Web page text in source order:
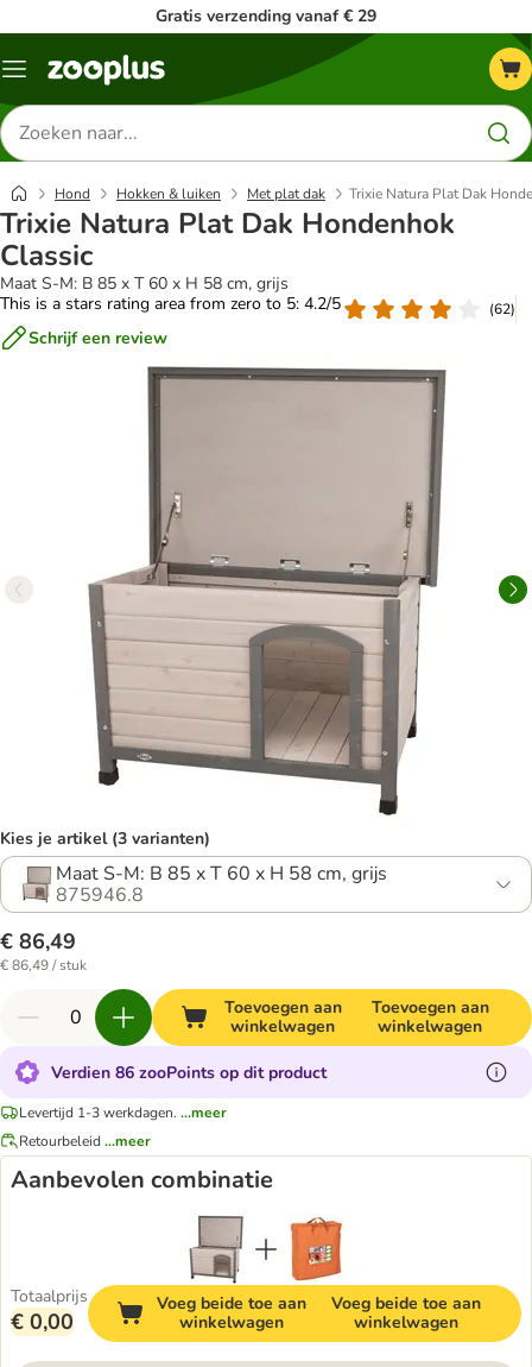
Gratis verzending vanaf € 29
Menu
Zoeken
naar
producten
Hond Hokken & luiken Met plat dak Trixie Natura Plat Dak
Trixie Natura Plat Dak Hondenhok
Classic
Maat S-M: B 85 x T 60 x H 58 cm, grijs
This is a stars rating area from zero to 5: 4.2/5
(62)
Schrijf een review
Kies je artikel (3 varianten)
Maat S-M: B 85 x T 60 x H 58 cm, grijs
875946.8
€ 86,49
€ 86,49 / stuk
Toevoegen aan
winkelwagen
Toevoegen aan
winkelwagen
Verdien 86 zooPoints op dit product
Levertijd 1-3 werkdagen. ...meer
Retourbeleid ...meer
Aanbevolen combinatie
Totaalprijs
€ 0,00
Voeg beide toe aan
winkelwagen
Voeg beide toe aan
winkelwagen